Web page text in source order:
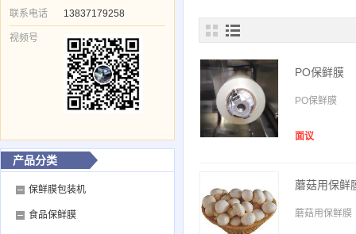
PO保鲜膜
PO保鲜膜
面议
蘑菇用保鲜
蘑菇用保鲜膜
联系电话
13837179258
视频号
产品分类
保鲜膜包装机
食品保鲜膜